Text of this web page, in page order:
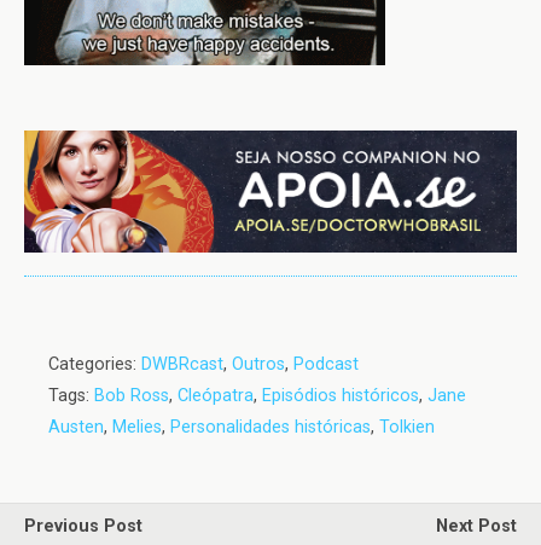
Categories: DWBRcast, Outros, Podcast
Tags: Bob Ross, Cleópatra, Episódios históricos, Jane
Austen, Melies, Personalidades históricas, Tolkien
Previous Post
Next Post